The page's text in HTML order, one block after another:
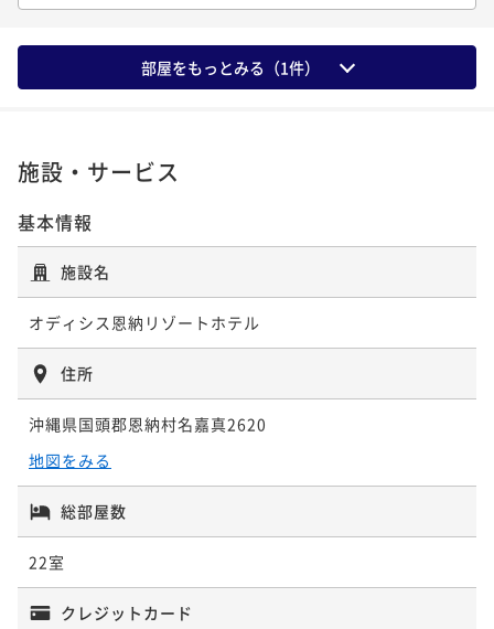
【朝食付き】全室ジャグジー付き！沖縄の海と空を贅
沢に堪能するリゾートステイ
事前決済可
IN 15:00 - 22:00 OUT10:00
ポイントアップ
2連泊以上限定5％OFFでお得に滞在 ＜素泊りプラン
＞
素泊まり 事前決済可
IN 15:00 - 22:00 OUT10:00
ポイント即利用で最大7％OFF
2名 ¥ 66,067 ~
ポイントアップ
4連泊以上限定10％OFFでお得に滞在 ＜素泊りプラン
素泊まり
部屋をもっとみる（1件）
施設・サービス
基本情報
施設名
オディシス恩納リゾートホテル
住所
沖縄県国頭郡恩納村名嘉真2620
地図をみる
総部屋数
22室
クレジットカード